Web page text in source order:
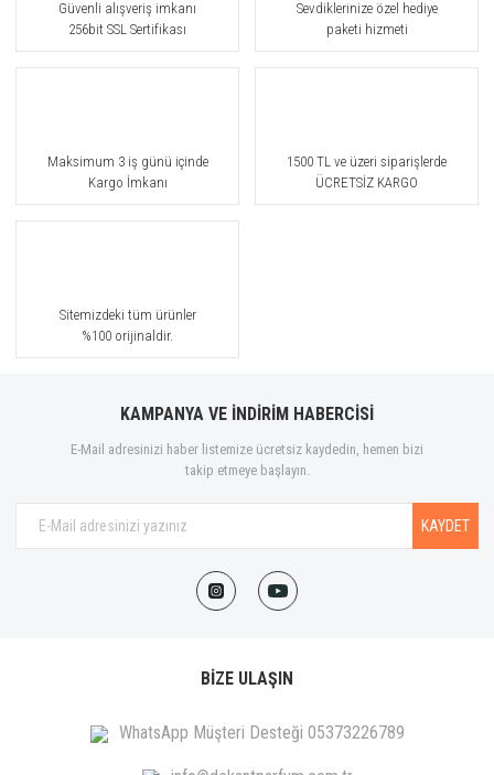
Güvenli alışveriş imkanı
256bit SSL Sertifikası
Sevdiklerinize özel hediye
paketi hizmeti
Maksimum 3 iş günü içinde
Kargo İmkanı
1500 TL ve üzeri siparişlerde
ÜCRETSİZ KARGO
Sitemizdeki tüm ürünler
%100 orijinaldir.
KAMPANYA VE İNDİRİM HABERCİSİ
E-Mail adresinizi haber listemize ücretsiz kaydedin, hemen bizi
takip etmeye başlayın.
KAYDET
BİZE ULAŞIN
WhatsApp Müşteri Desteği 05373226789